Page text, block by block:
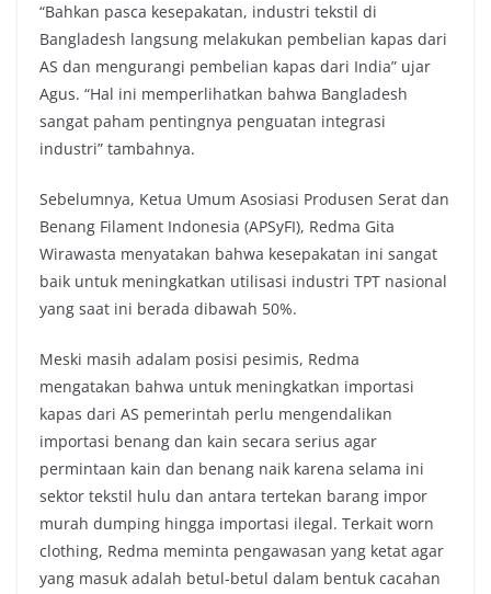
“Bahkan pasca kesepakatan, industri tekstil di
Bangladesh langsung melakukan pembelian kapas dari
AS dan mengurangi pembelian kapas dari India” ujar
Agus. “Hal ini memperlihatkan bahwa Bangladesh
sangat paham pentingnya penguatan integrasi
industri” tambahnya.
Sebelumnya, Ketua Umum Asosiasi Produsen Serat dan
Benang Filament Indonesia (APSyFI), Redma Gita
Wirawasta menyatakan bahwa kesepakatan ini sangat
baik untuk meningkatkan utilisasi industri TPT nasional
yang saat ini berada dibawah 50%.
Meski masih adalam posisi pesimis, Redma
mengatakan bahwa untuk meningkatkan importasi
kapas dari AS pemerintah perlu mengendalikan
importasi benang dan kain secara serius agar
permintaan kain dan benang naik karena selama ini
sektor tekstil hulu dan antara tertekan barang impor
murah dumping hingga importasi ilegal. Terkait worn
clothing, Redma meminta pengawasan yang ketat agar
yang masuk adalah betul-betul dalam bentuk cacahan